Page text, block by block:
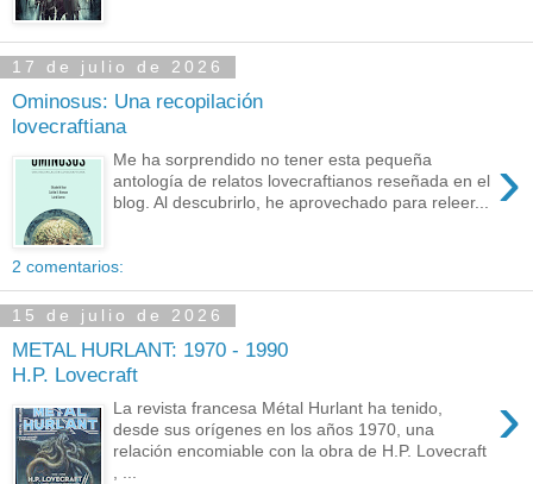
17 de julio de 2026
Ominosus: Una recopilación
lovecraftiana
›
Me ha sorprendido no tener esta pequeña
antología de relatos lovecraftianos reseñada en el
blog. Al descubrirlo, he aprovechado para releer...
2 comentarios:
15 de julio de 2026
METAL HURLANT: 1970 - 1990
H.P. Lovecraft
›
La revista francesa Métal Hurlant ha tenido,
desde sus orígenes en los años 1970, una
relación encomiable con la obra de H.P. Lovecraft
, ...